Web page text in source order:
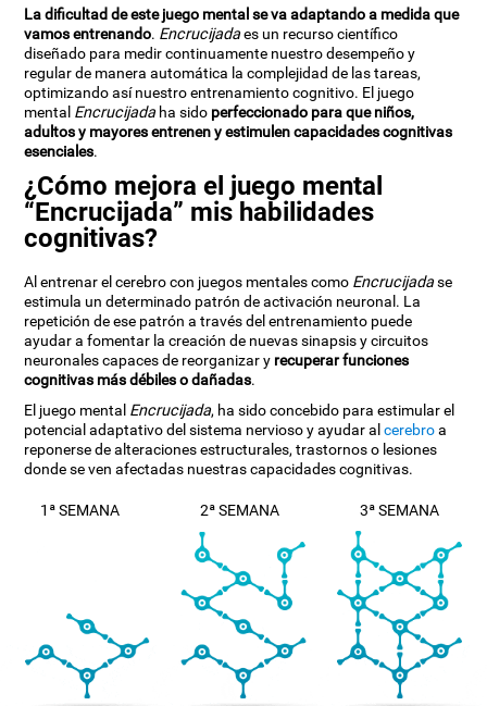
La dificultad de este juego mental se va adaptando a medida que
vamos entrenando. Encrucijadaes un recurso científico
diseñado para medir continuamente nuestro desempeño y
regular de manera automática la complejidad de las tareas,
optimizando así nuestro entrenamiento cognitivo. El juego
mental Encrucijadaha sido perfeccionado para que niños,
adultos y mayores entrenen y estimulen capacidades cognitivas
esenciales.
¿Cómo mejora el juego mental
“Encrucijada” mis habilidades
cognitivas?
Al entrenar el cerebro con juegos mentales como Encrucijadase
estimula un determinado patrón de activación neuronal. La
repetición de ese patrón a través del entrenamiento puede
ayudar a fomentar la creación de nuevas sinapsis y circuitos
neuronales capaces de reorganizar y recuperar funciones
cognitivas más débiles o dañadas.
El juego mental Encrucijada, ha sido concebido para estimular el
potencial adaptativo del sistema nervioso y ayudar alcerebroa
reponerse de alteraciones estructurales, trastornos o lesiones
donde se ven afectadas nuestras capacidades cognitivas.
1ª SEMANA 2ª SEMANA 3ª SEMANA